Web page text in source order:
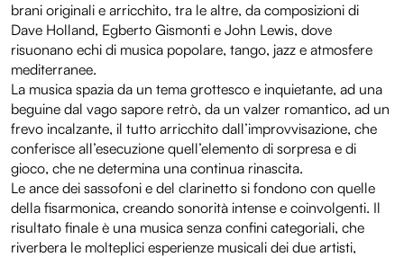
brani originali e arricchito, tra le altre, da composizioni di
Dave Holland, Egberto Gismonti e John Lewis, dove
risuonano echi di musica popolare, tango, jazz e atmosfere
mediterranee.
La musica spazia da un tema grottesco e inquietante, ad una
beguine dal vago sapore retrò, da un valzer romantico, ad un
frevo incalzante, il tutto arricchito dall’improvvisazione, che
conferisce all’esecuzione quell’elemento di sorpresa e di
gioco, che ne determina una continua rinascita.
Le ance dei sassofoni e del clarinetto si fondono con quelle
della fisarmonica, creando sonorità intense e coinvolgenti. Il
risultato finale è una musica senza confini categoriali, che
riverbera le molteplici esperienze musicali dei due artisti,